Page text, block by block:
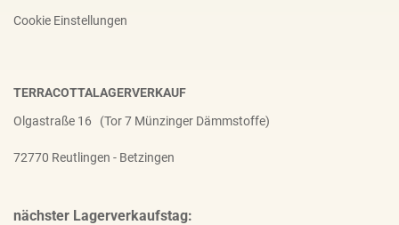
Cookie Einstellungen
TERRACOTTALAGERVERKAUF
Olgastraße 16 (Tor 7 Münzinger Dämmstoffe)
72770 Reutlingen - Betzingen
nächster Lagerverkaufstag: